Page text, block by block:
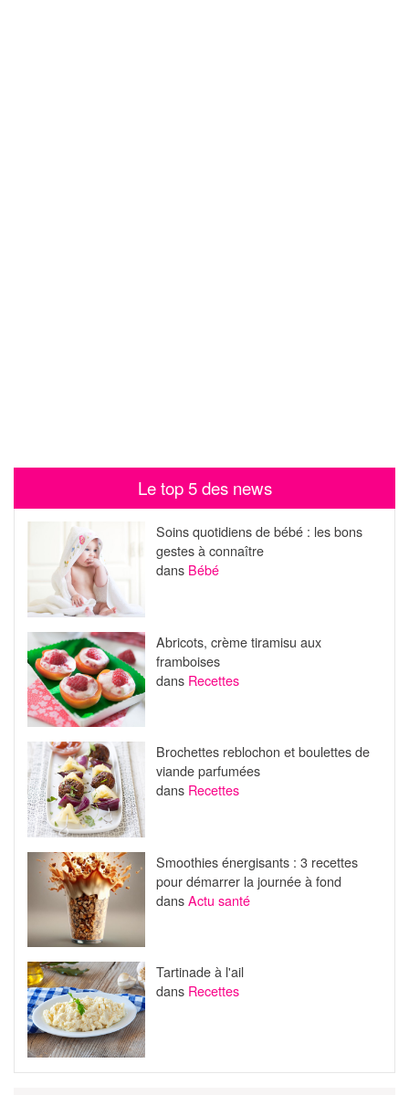
Le top 5 des news
Soins quotidiens de bébé : les bons
gestes à connaître
dans Bébé
Abricots, crème tiramisu aux
framboises
dans Recettes
Brochettes reblochon et boulettes de
viande parfumées
dans Recettes
Smoothies énergisants : 3 recettes
pour démarrer la journée à fond
dansActu santé
Tartinade à l'ail
dans Recettes